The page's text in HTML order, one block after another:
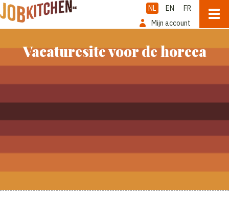
NL EN
FR
Mijn account
Vacaturesite voor de horeca